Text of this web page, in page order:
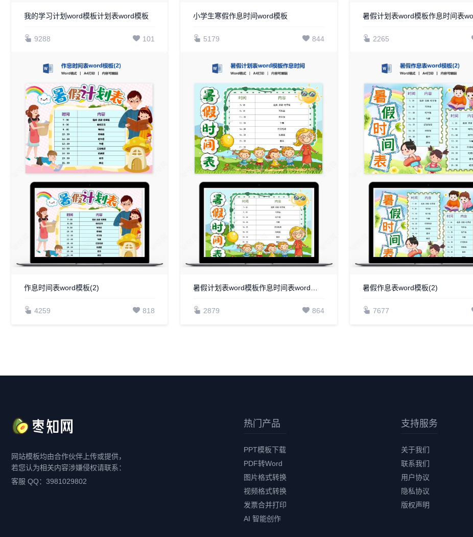
我的学习计划word模板计划表word模板
9288 101
小学生寒假作息时间word模板
5179 844 2265
作息时间表word模板(2)
4259 818 2879 864
暑假作息表word模板(2)
7677
网站模板均由合作伙伴上传或提供，
若您认为相关内容涉嫌侵权请联系：
客服 QQ：3981029802
热门产品
PPT模板下载
PDF转Word
图片格式转换
视频格式转换
发票合并打印
AI 智能创作
支持服务
关于我们
联系我们
用户协议
隐私协议
版权声明